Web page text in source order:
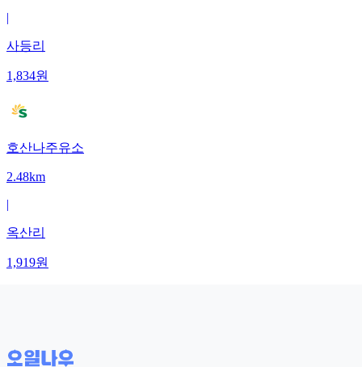
|
사등리
1,834원
호산나주유소
2.48km
|
옥산리
1,919원